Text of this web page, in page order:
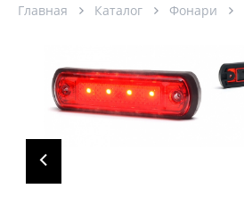
Главная Каталог Фонари